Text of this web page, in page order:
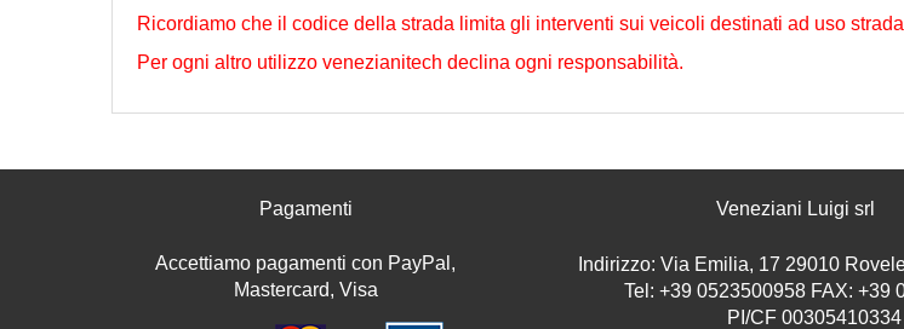
Ricordiamo che il codice della strada limita gli interventi sui veicoli destinati ad uso
Per ogni altro utilizzo venezianitech declina ogni responsabilità.
Pagamenti
Accettiamo pagamenti con PayPal,
Mastercard, Visa
Indirizzo: Via Emilia, 17 29010
Tel: +39 0523500958 FAX: +39
PI/CF 00305410334
Veneziani Luigi srl